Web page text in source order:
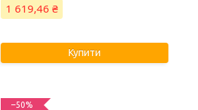
1 619,46 ₴
Купити
–50%